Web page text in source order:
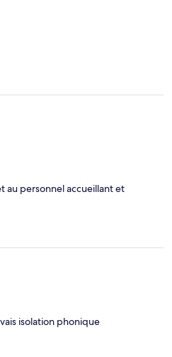
au personnel accueillant et
isolation phonique